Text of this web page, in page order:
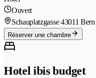
Ouvert
Schauplatzgasse 43011 Bern
Réserver une chambre
Hotel ibis budget